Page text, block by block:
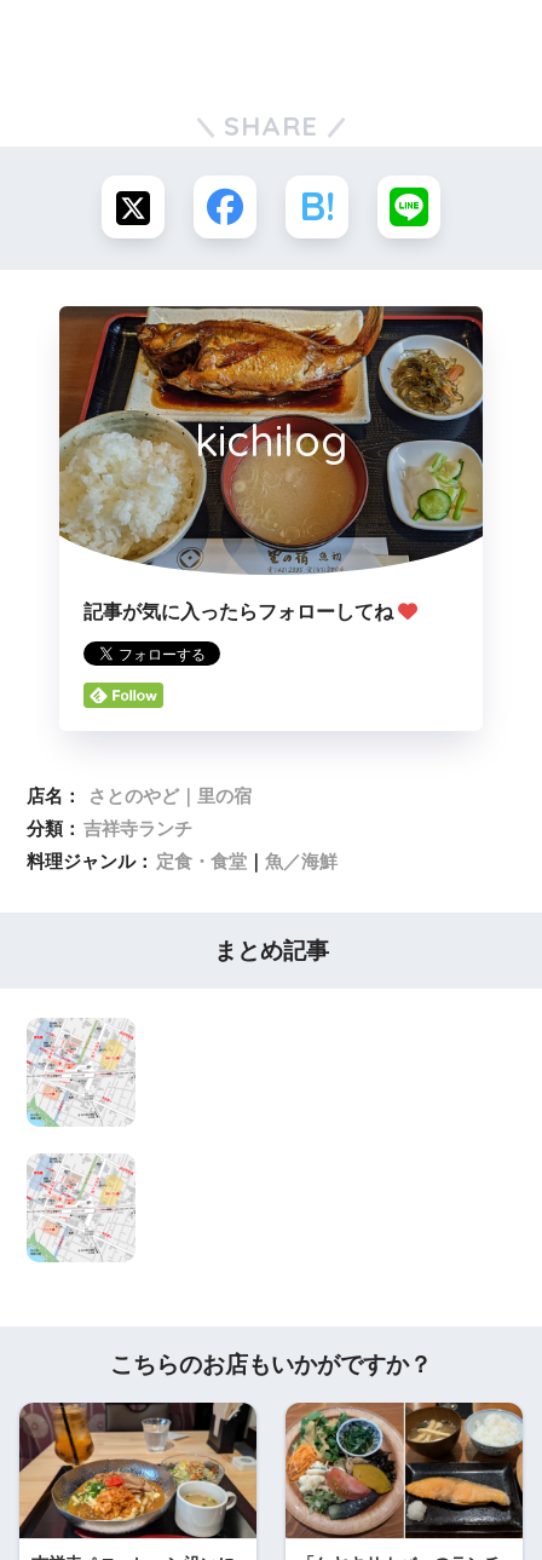
SHARE
kichilog
記事が気に入ったらフォローしてね
店名：
さとのやど｜里の宿
分類： 吉祥寺ランチ
料理ジャンル： 定食・食堂 ｜魚／海鮮
まとめ記事
こちらのお店もいかがですか？